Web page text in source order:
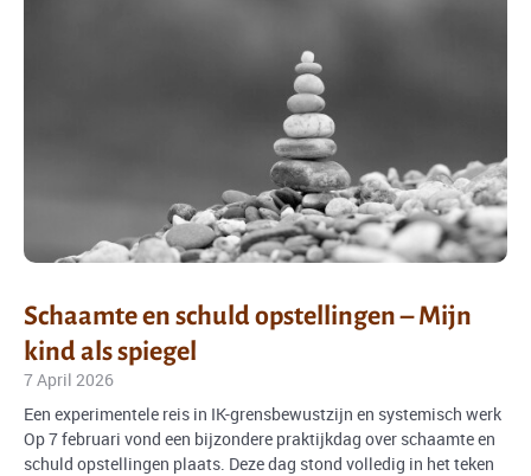
Schaamte en schuld opstellingen – Mijn
kind als spiegel
7 April 2026
Een experimentele reis in IK-grensbewustzijn en systemisch werk
Op 7 februari vond een bijzondere praktijkdag over schaamte en
schuld opstellingen plaats. Deze dag stond volledig in het teken